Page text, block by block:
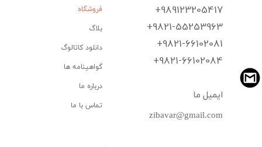
+989123205417
+9821-55253963
+9821-66102081
​​​​​​​+9821-66102084
zibavar@gmail.com
ایمیل ما
فروشگاه
بلاگ
دانلود کاتالوگ
گواهینامه ها
درباره ما
تماس با ما